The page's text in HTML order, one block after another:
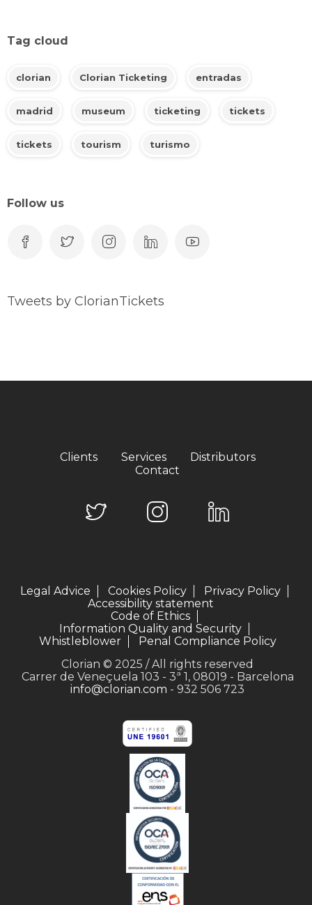
Tag cloud
clorian Clorian Ticketing entradas
madrid museum ticketing tickets
tickets tourism turismo
Follow us
Tweets by ClorianTickets
Clients Services
Distributors
Contact
Legal Advice Cookies Policy
Privacy Policy
Accessibility statement
Code of Ethics
Information Quality and Security
Whistleblower
Penal Compliance Policy
Clorian © 2025 / All rights reserved
Carrer de Veneçuela 103 - 3ª 1, 08019 - Barcelona
info@clorian.com - 932 506 723